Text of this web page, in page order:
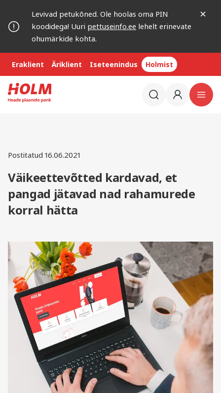
Levivad petukõned. Ole hoolas oma PIN
koodidega! Uuri pettuseinfo.ee lehelt erinevate
ohumärkide kohta.
Eraklient Äriklient Iseteenindus Holmist
Postitatud 16.06.2021
Väikeettevõtted kardavad, et
pangad jätavad nad rahamurede
korral hätta